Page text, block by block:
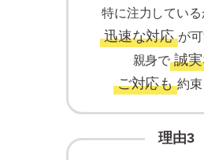
特に注力してい
迅速な対応 が可
親身で 誠
ご対応も 約
理由3